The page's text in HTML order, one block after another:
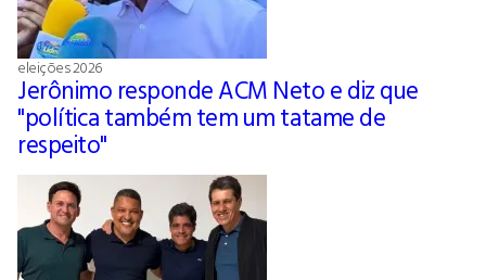
eleições 2026
Jerônimo responde ACM Neto e diz que
"política também tem um tatame de
respeito"